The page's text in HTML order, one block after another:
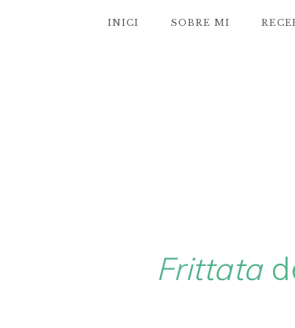
INICI SOBRE MI
Frittata